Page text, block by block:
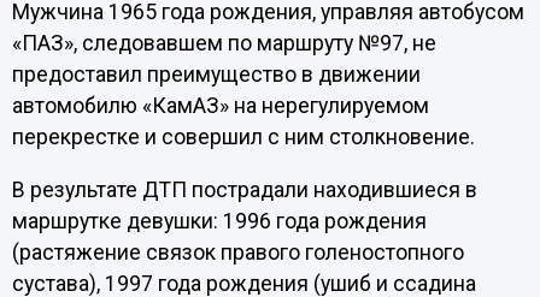
Мужчина 1965 года рождения, управляя автобусом
«ПАЗ», следовавшем по маршруту №97, не
предоставил преимущество в движении
автомобилю «КамАЗ» на нерегулируемом
перекрестке и совершил с ним столкновение.
В результате ДТП пострадали находившиеся в
маршрутке девушки: 1996 года рождения
(растяжение связок правого голеностопного
сустава), 1997 года рождения (ушиб и ссадина